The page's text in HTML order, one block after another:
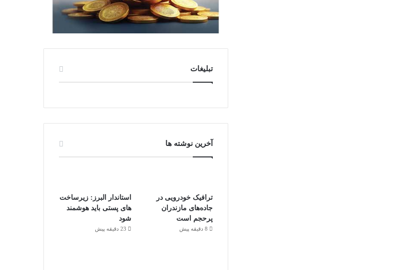
تبلیغات
آخرین نوشته ها
ترافیک خودرویی در
جاده‌های مازندران
پرحجم است
8 دقیقه پیش
استاندار البرز: زیرساخت
های پستی باید هوشمند
شود
23 دقیقه پیش